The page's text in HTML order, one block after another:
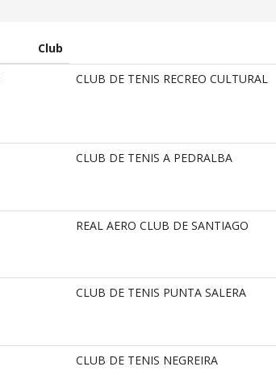
Club
CLUB DE TENIS RECREO CULTURAL
CLUB DE TENIS A PEDRALBA
REAL AERO CLUB DE SANTIAGO
CLUB DE TENIS PUNTA SALERA
CLUB DE TENIS NEGREIRA